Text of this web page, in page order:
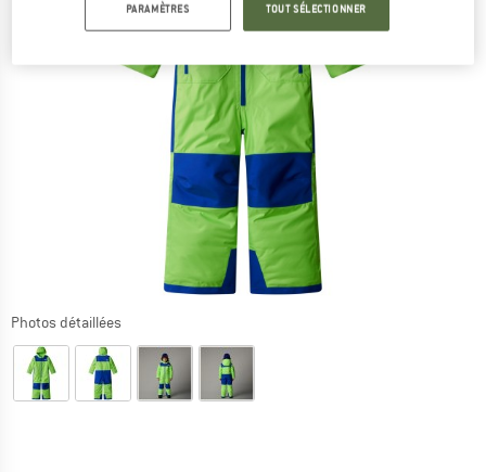
Photos détaillées
PARAMÈTRES TOUT SÉLECTIONNER